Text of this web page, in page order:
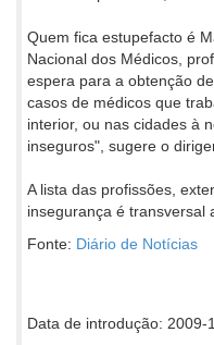
Quem fica estupefacto é
Nacional dos Médicos,
espera para a obtenção
casos de médicos que
interior, ou nas cidades à
inseguros", sugere o
A lista das profissões,
insegurança é transversal
Fonte: Diário de Notícias
Data de introdução: 2009-